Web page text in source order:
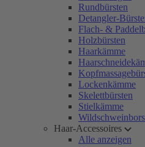
Rundbürsten
Detangler-
Flach- &
Holzbürsten
Haarkämme
Lockenkämme
Skelettbürsten
Stielkämme
Haar-Accessoires
Alle anzeigen